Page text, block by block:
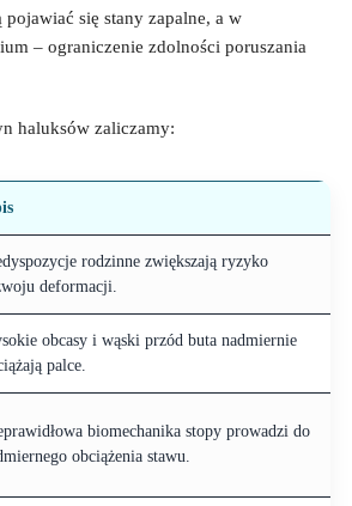
się stany zapalne, a w
– ograniczenie zdolności poruszania
haluksów zaliczamy:
rodzinne zwiększają ryzyko
deformacji.
obcasy i wąski przód buta nadmiernie
palce.
biomechanika stopy prowadzi do
obciążenia stawu.